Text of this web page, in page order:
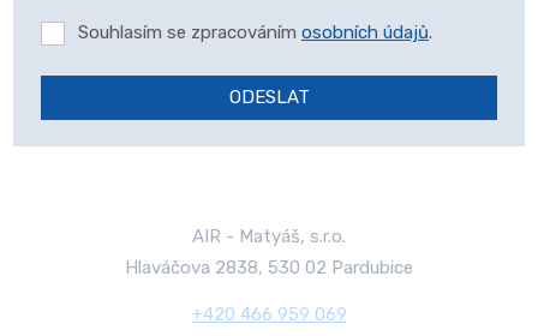
Souhlasím se zpracováním osobních údajů.
ODESLAT
AIR - Matyáš, s.r.o.
Hlaváčova 2838, 530 02 Pardubice
+420 466 959 069